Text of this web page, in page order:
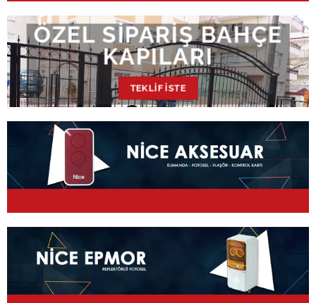
ÖZEL SIPARIŞ BAHÇE
KAPILARI
TEKLIF İSTE